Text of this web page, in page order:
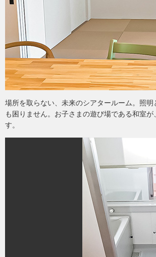
場所を取らない、未来のシアタールーム。照
も困りません。お子さまの遊び場である和室
す。